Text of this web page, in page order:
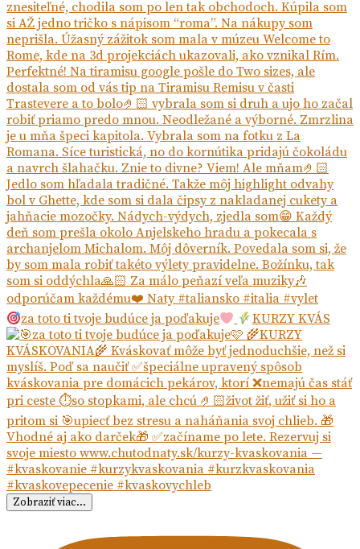
za toto ti tvoje budúce ja poďakuje KURZY KVÁS
Zobraziť viac...